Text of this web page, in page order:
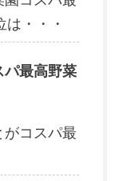
・・・
最高野菜
コスパ最